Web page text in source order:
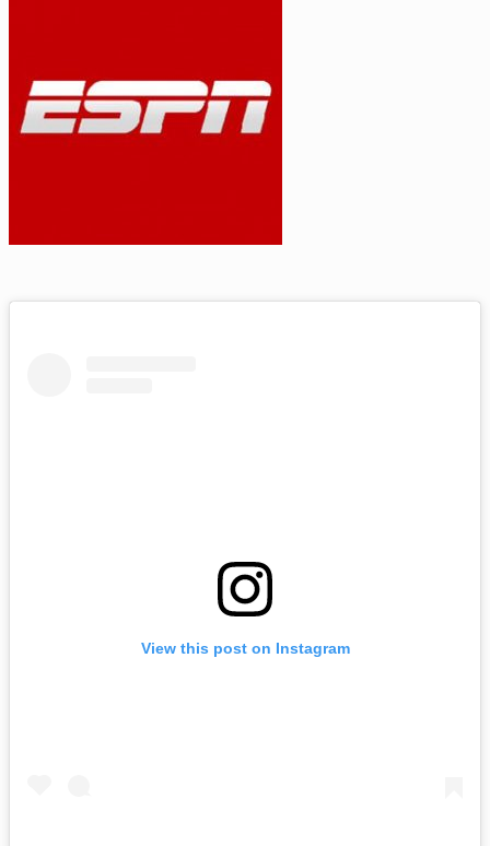
View this post on Instagram